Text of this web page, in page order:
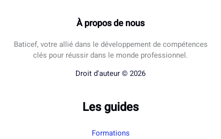
À propos de nous
Baticef, votre allié dans le développement de compétences
clés pour réussir dans le monde professionnel.
Droit d'auteur © 2026
Les guides
Formations